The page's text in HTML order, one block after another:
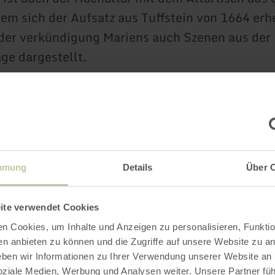
Details Über
verwendet Cookies
Cookies, um Inhalte und Anzeigen zu personalisieren,
anbieten zu können und die Zugriffe auf unsere Website zu
wir Informationen zu Ihrer Verwendung unserer Website an
Medien, Werbung und Analysen weiter. Unsere Partner
sich der Aufsatz aus Tuffstein von 1664
verkündigung Mariens auch Szenen aus der
dargestellt.
Dank für die Errettung seiner Frau Genoveva .
des Gebäudes steht aufrecht eine
Darstellung eines Ritters und seiner Frau,
Genoveva.
das Tal gebettete Lage bietet die Gegend um